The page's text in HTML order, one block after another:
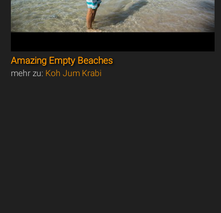
Amazing Empty Beaches
mehr zu: Koh Jum Krabi